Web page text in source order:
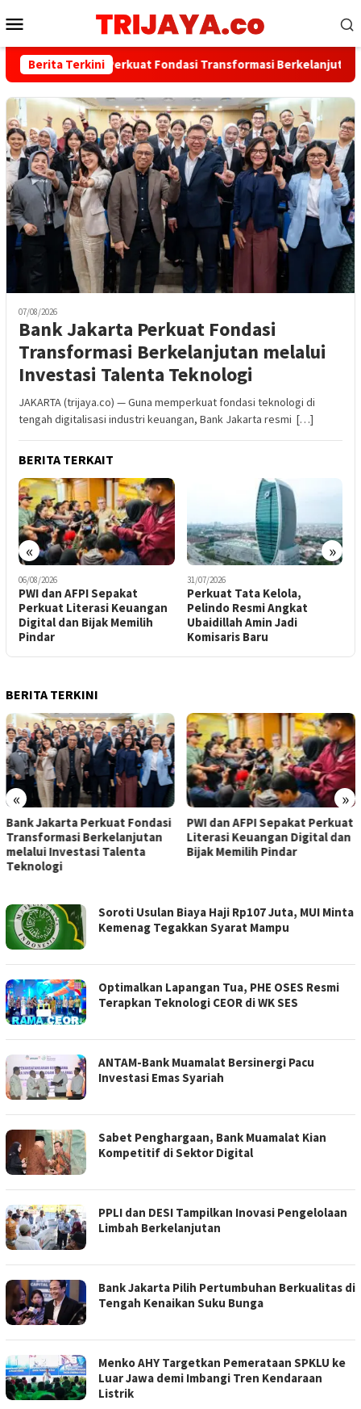
ke
Mobile
Berita Terkini
Bank Jakarta Perkuat Fondasi Transformasi Berkelanjutan
07/08/2026
Bank Jakarta Perkuat Fondasi
Transformasi Berkelanjutan melalui
Investasi Talenta Teknologi
JAKARTA (trijaya.co) — Guna memperkuat fondasi teknologi di
tengah digitalisasi industri keuangan, Bank Jakarta resmi […]
BERITA TERKAIT
« »
06/08/2026
PWI dan AFPI Sepakat
Perkuat Literasi Keuangan
Digital dan Bijak Memilih
Pindar
31/07/2026
​Perkuat Tata Kelola,
Pelindo Resmi Angkat
Ubaidillah Amin Jadi
Komisaris Baru
BERITA TERKINI
« »
Bank Jakarta Perkuat Fondasi
Transformasi Berkelanjutan
melalui Investasi Talenta
Teknologi
PWI dan AFPI Sepakat Perkuat
Literasi Keuangan Digital dan
Bijak Memilih Pindar
TRIJAYA.CO
Soroti Usulan Biaya Haji Rp107 Juta, MUI Minta
Kemenag Tegakkan Syarat Mampu
Optimalkan Lapangan Tua, PHE OSES Resmi
Terapkan Teknologi CEOR di WK SES
ANTAM-Bank Muamalat Bersinergi Pacu
Investasi Emas Syariah
Sabet Penghargaan, Bank Muamalat Kian
Kompetitif di Sektor Digital
PPLI dan DESI Tampilkan Inovasi Pengelolaan
Limbah Berkelanjutan
Bank Jakarta Pilih Pertumbuhan Berkualitas di
Tengah Kenaikan Suku Bunga
Menko AHY Targetkan Pemerataan SPKLU ke
Luar Jawa demi Imbangi Tren Kendaraan
Listrik